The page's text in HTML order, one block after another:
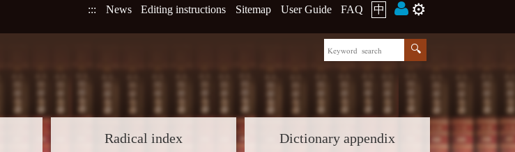
::: News Editing instructions Sitemap User Guide FAQ 中 ⚙️
Radical index Dictionary appendix